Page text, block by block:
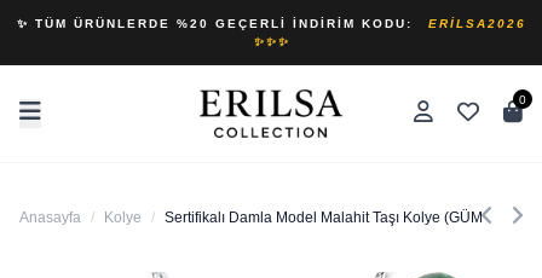
✨ TÜM ÜRÜNLERDE %20 GEÇERLI İNDIRIM KODU:
ERILSA2026
✨✨✨
0
Anasayfa / Kolye / Sertifikalı Damla Model Malahit Taşı Kolye (GÜMÜŞ